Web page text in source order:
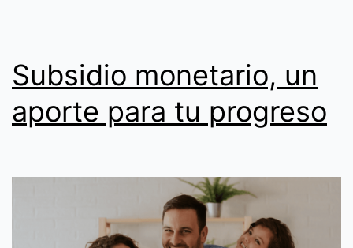
Subsidio monetario, un
aporte para tu progreso